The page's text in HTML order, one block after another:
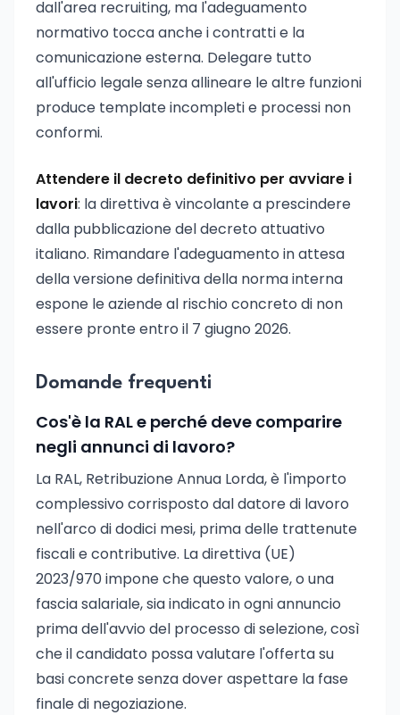
dall'area recruiting, ma l'adeguamento
normativo tocca anche i contratti e la
comunicazione esterna. Delegare tutto
all'ufficio legale senza allineare le altre funzioni
produce template incompleti e processi non
conformi.
Attendere il decreto definitivo per avviare i
lavori: la direttiva è vincolante a prescindere
dalla pubblicazione del decreto attuativo
italiano. Rimandare l'adeguamento in attesa
della versione definitiva della norma interna
espone le aziende al rischio concreto di non
essere pronte entro il 7 giugno 2026.
Domande frequenti
Cos'è la RAL e perché deve comparire
negli annunci di lavoro?
La RAL, Retribuzione Annua Lorda, è l'importo
complessivo corrisposto dal datore di lavoro
nell'arco di dodici mesi, prima delle trattenute
fiscali e contributive. La direttiva (UE)
2023/970 impone che questo valore, o una
fascia salariale, sia indicato in ogni annuncio
prima dell'avvio del processo di selezione, così
che il candidato possa valutare l'offerta su
basi concrete senza dover aspettare la fase
finale di negoziazione.